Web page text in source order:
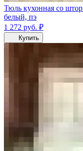
Тюль кухонная со
белый, пэ
1 272 руб. ₽
Купить